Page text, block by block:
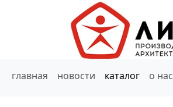
главная новости каталог о нас